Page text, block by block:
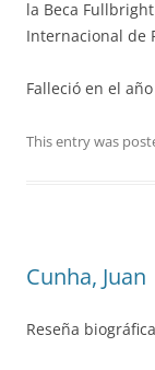
la Beca
Internacional de
Falleció en el
This entry was
Cunha, Juan
Reseña biográfica